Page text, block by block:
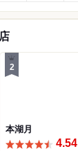
2
本湖月
4.54